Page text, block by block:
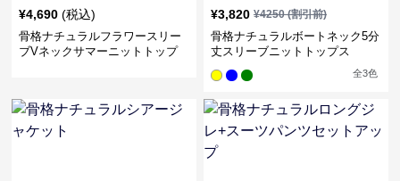
¥4,690 (税込)
骨格ナチュラルフラワースリー
ブVネックサマーニットトップ
¥3,820 ¥4250(割引前)
骨格ナチュラルボートネック5分
丈スリーブニットトップス
全3色